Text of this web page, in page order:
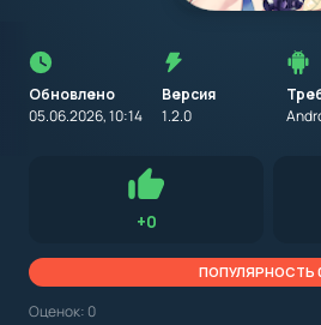
Обновлено
05.06.2026, 10:14
Версия
1.2.0
обращать внимание на
OS. Мы указываем минимально
+0Нравится
ПОПУЛЯРНОСТЬ
Оценок: 0